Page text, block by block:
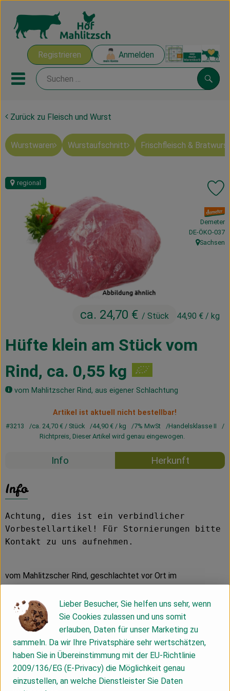
Registrieren Anmelden
Mobiles Menu öffnen oder
Ökokisten
Mahlitzscher Produkte
Obst & Gemüse
Kühltheke
Vorratskammer
Getränke
Über uns
Lieferservice
Neues vom Hof
Zurück zu Fleisch und Wurst
Wurstwaren Wurstaufschnitt Frischfleisch &
Hüfte klein am Stück vom
Rind, ca. 0,55 kg
vom Mahlitzscher Rind, aus eigener Schlachtung
ca. 24,70 € / Stück 44,90 € / kg
regional
, Verband:
Demeter
,DE-ÖKO-037
, Herkunft:
Sachsen
Artikel ist aktuell nicht bestellbar!
#3213 ca. 24,70 € / Stück 44,90 € / kg 7% MwSt
Handelsklasse II
Richtpreis, Dieser Artikel wird genau eingewogen.
Info Herkunft
Info
Achtung, dies ist ein verbindlicher
Vorbestellartikel! Für Stornierungen bitte
Kontakt zu uns aufnehmen.
vom Mahlitzscher Rind, geschlachtet vor Ort im
MHD 11.07.2026
Unser Demeter-Rindfleisch stammt ausschließlich von
Tieren unserer Herde. Wir halten Simmentaler Kühe, eine
Zweinutzungsrasse, die nicht nur Milch gibt, sondern auch
entsprechend Fleisch ansetzt.
Rindfleisch aus Mahlitzsch ist ein Naturprodukt, denn keine
Lieber Besucher, Sie helfen uns sehr, wenn
Sie Cookies zulassen und uns somit
erlauben, Daten für unser Marketing zu
sammeln. Da wir Ihre Privatsphäre sehr wertschätzen,
haben Sie in Übereinstimmung mit der EU-Richtlinie
2009/136/EG (E-Privacy) die Möglichkeit genau
einzustellen, an welche Dienstleister Sie Daten